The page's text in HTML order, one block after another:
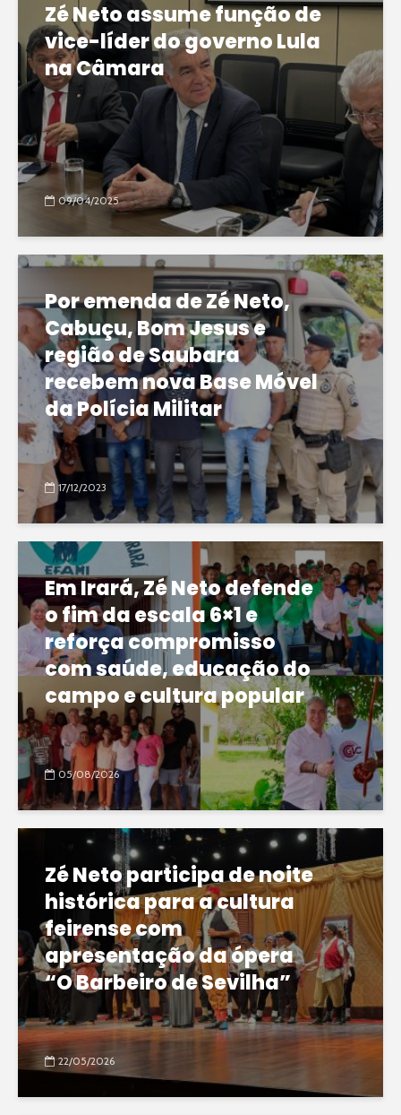
Zé Neto assume função de
vice-líder do governo Lula
na Câmara
09/04/2025
Por emenda de Zé Neto,
Cabuçu, Bom Jesus e
região de Saubara
recebem nova Base Móvel
da Polícia Militar
17/12/2023
Em Irará, Zé Neto defende
o fim da escala 6×1 e
reforça compromisso
com saúde, educação do
campo e cultura popular
05/08/2026
Zé Neto participa de noite
histórica para a cultura
feirense com
apresentação da ópera
“O Barbeiro de Sevilha”
22/05/2026